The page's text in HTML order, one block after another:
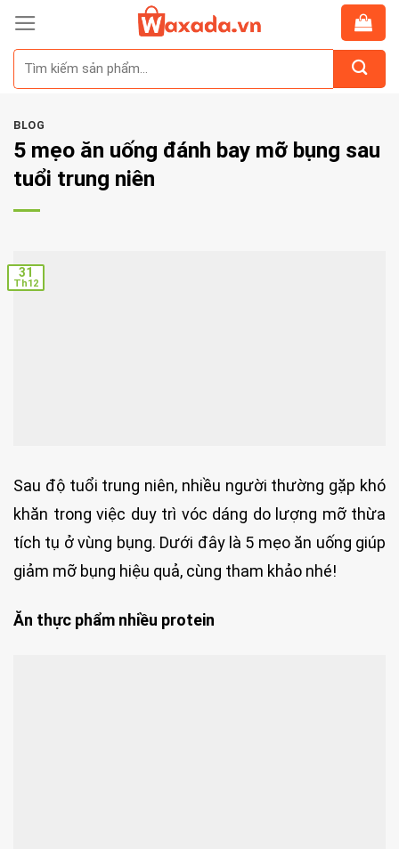
Skip
content
BLOG
5 mẹo ăn uống đánh bay mỡ bụng sau
tuổi trung niên
31
Th12
Sau độ tuổi trung niên, nhiều người thường gặp khó
khăn trong việc duy trì vóc dáng do lượng mỡ thừa
tích tụ ở vùng bụng. Dưới đây là 5 mẹo ăn uống giúp
giảm mỡ bụng hiệu quả, cùng tham khảo nhé!
Ăn thực phẩm nhiều protein